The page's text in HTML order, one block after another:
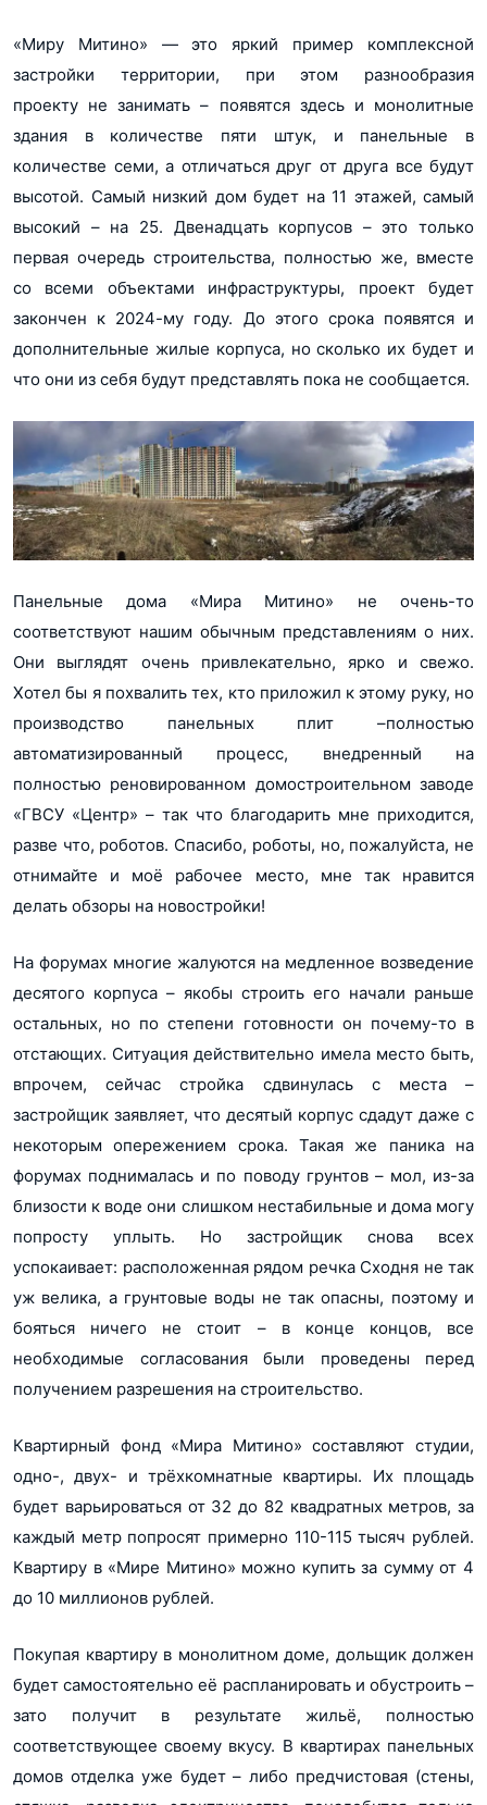
«Миру Митино» — это яркий пример комплексной
застройки территории, при этом разнообразия
проекту не занимать – появятся здесь и монолитные
здания в количестве пяти штук, и панельные в
количестве семи, а отличаться друг от друга все будут
высотой. Самый низкий дом будет на 11 этажей, самый
высокий – на 25. Двенадцать корпусов – это только
первая очередь строительства, полностью же, вместе
со всеми объектами инфраструктуры, проект будет
закончен к 2024-му году. До этого срока появятся и
дополнительные жилые корпуса, но сколько их будет и
что они из себя будут представлять пока не сообщается.
Панельные дома «Мира Митино» не очень-то
соответствуют нашим обычным представлениям о них.
Они выглядят очень привлекательно, ярко и свежо.
Хотел бы я похвалить тех, кто приложил к этому руку, но
производство панельных плит –полностью
автоматизированный процесс, внедренный на
полностью реновированном домостроительном заводе
«ГВСУ «Центр» – так что благодарить мне приходится,
разве что, роботов. Спасибо, роботы, но, пожалуйста, не
отнимайте и моё рабочее место, мне так нравится
делать обзоры на новостройки!
На форумах многие жалуются на медленное возведение
десятого корпуса – якобы строить его начали раньше
остальных, но по степени готовности он почему-то в
отстающих. Ситуация действительно имела место быть,
впрочем, сейчас стройка сдвинулась с места –
застройщик заявляет, что десятый корпус сдадут даже с
некоторым опережением срока. Такая же паника на
форумах поднималась и по поводу грунтов – мол, из-за
близости к воде они слишком нестабильные и дома могу
попросту уплыть. Но застройщик снова всех
успокаивает: расположенная рядом речка Сходня не так
уж велика, а грунтовые воды не так опасны, поэтому и
бояться ничего не стоит – в конце концов, все
необходимые согласования были проведены перед
получением разрешения на строительство.
Квартирный фонд «Мира Митино» составляют студии,
одно-, двух- и трёхкомнатные квартиры. Их площадь
будет варьироваться от 32 до 82 квадратных метров, за
каждый метр попросят примерно 110-115 тысяч рублей.
Квартиру в «Мире Митино» можно купить за сумму от 4
до 10 миллионов рублей.
Покупая квартиру в монолитном доме, дольщик должен
будет самостоятельно её распланировать и обустроить –
зато получит в результате жильё, полностью
соответствующее своему вкусу. В квартирах панельных
домов отделка уже будет – либо предчистовая (стены,